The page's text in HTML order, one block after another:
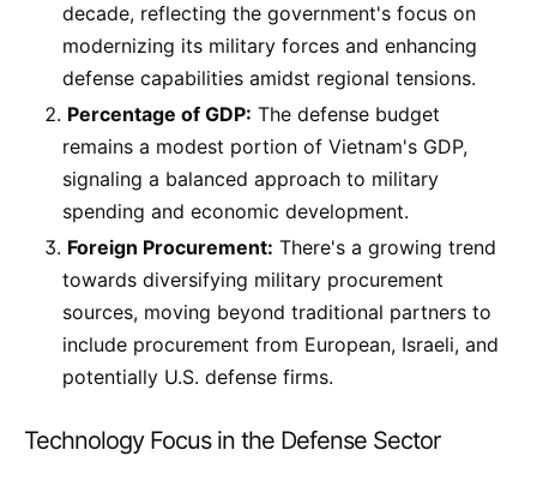
decade, reflecting the government's focus on
modernizing its military forces and enhancing
defense capabilities amidst regional tensions.
Percentage of GDP: The defense budget
remains a modest portion of Vietnam's GDP,
signaling a balanced approach to military
spending and economic development.
Foreign Procurement: There's a growing trend
towards diversifying military procurement
sources, moving beyond traditional partners to
include procurement from European, Israeli, and
potentially U.S. defense firms.
Technology Focus in the Defense Sector